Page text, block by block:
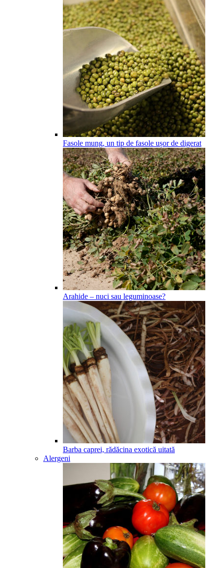
Fasole mung, un tip de fasole ușor de digerat
Arahide – nuci sau leguminoase?
Barba caprei, rădăcina exotică uitată
Alergeni